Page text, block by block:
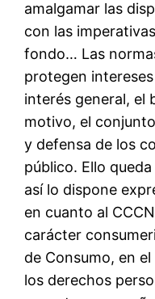
amalgamar las
con las
fondo… Las
protegen
interés general, el
motivo, el
y defensa de los
público. Ello
así lo dispone
en cuanto al
carácter
de Consumo, en
los derechos